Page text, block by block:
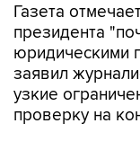
Газета
президента
юридическими
заявил
узкие
проверку на